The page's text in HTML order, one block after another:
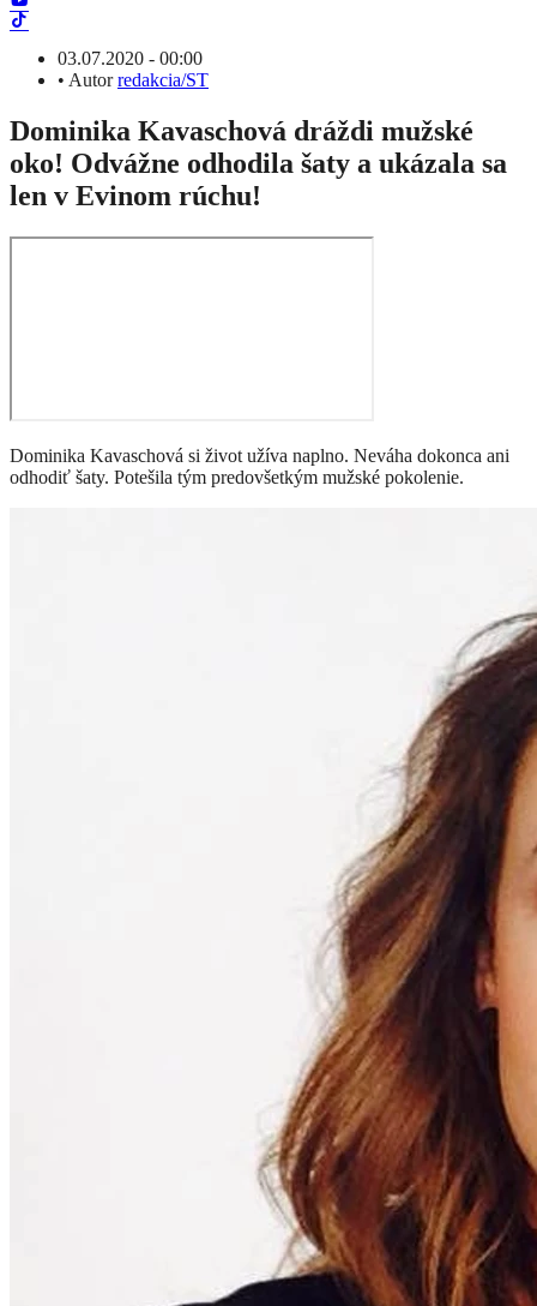
03.07.2020 - 00:00
• Autorredakcia/ST
Dominika Kavaschová dráždi mužské
oko! Odvážne odhodila šaty a ukázala sa
len v Evinom rúchu!
Dominika Kavaschová si život užíva naplno. Neváha dokonca ani
odhodiť šaty. Potešila tým predovšetkým mužské pokolenie.